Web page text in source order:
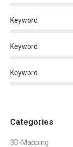
Keyword
Keyword
Keyword
Categories
3D-Mapping